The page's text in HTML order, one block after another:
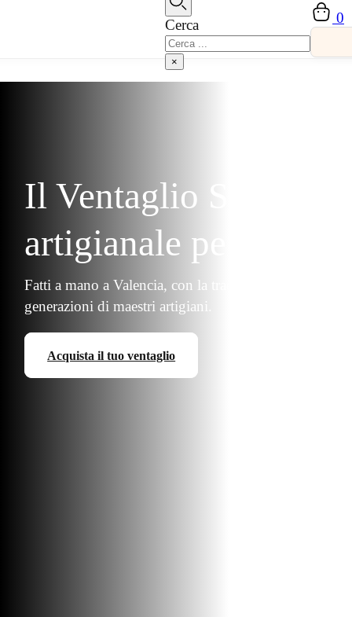
Vai al contenuto principaleVai al piè di pagina
Cerca
Cerca
×
0
Il Ventaglio Spagnolo
artigianale per te
Fatti a mano a Valencia, con la tradizione di tre
generazioni di maestri artigiani.
Acquista il tuo ventaglio